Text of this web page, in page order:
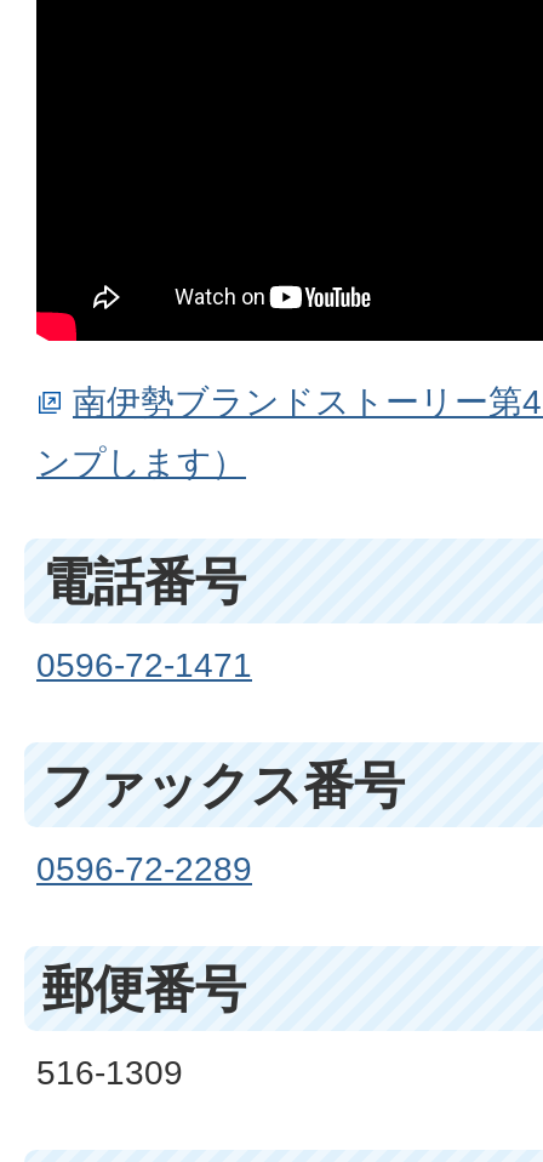
南伊勢ブランドストーリー第
ンプします）
電話番号
0596-72-1471
ファックス番号
0596-72-2289
郵便番号
516-1309